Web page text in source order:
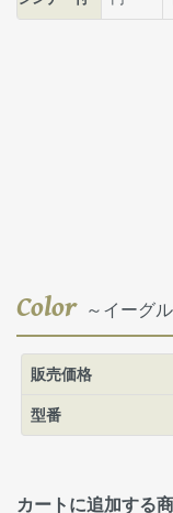
Color～イーグル
販売価格
型番
カートに追加する